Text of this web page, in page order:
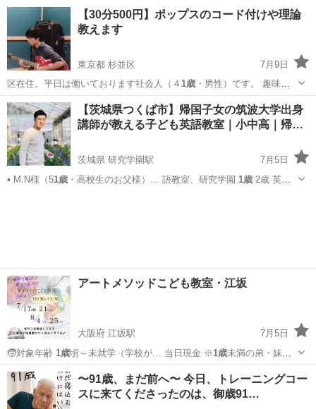
東京 練馬区 江古田駅 ヒップホップ
【30分500円】ポップスのコード付けや理論
教えます
東京都 杉並区
7月9日
区在住。平日は働いております社会人（４ 1歳・男性）です。 趣味で
15年程度ギタ…
東京 杉並区 その他 キー
【茨城県つくば市】帰国子女の筑波大学出身
講師が教える子ども英語教室｜小中高｜帰…
茨城県 研究学園駅
7月5日
▪ M.N様（51歳・高校生のお父様）… 語教室、研究学園 1歳2歳 英
アートメソッドこども教室・江坂
大阪府 江坂駅
7月5日
🧒対象年齢 1歳 頃～未就学（学校が… 当日現金 ※ 1歳未満の弟・妹さ
んご…
大阪 吹田市 江坂駅 その他 アート
〜91歳、まだ前へ〜 今日、トレーニングコー
スに来てくださったのは、御歳91…